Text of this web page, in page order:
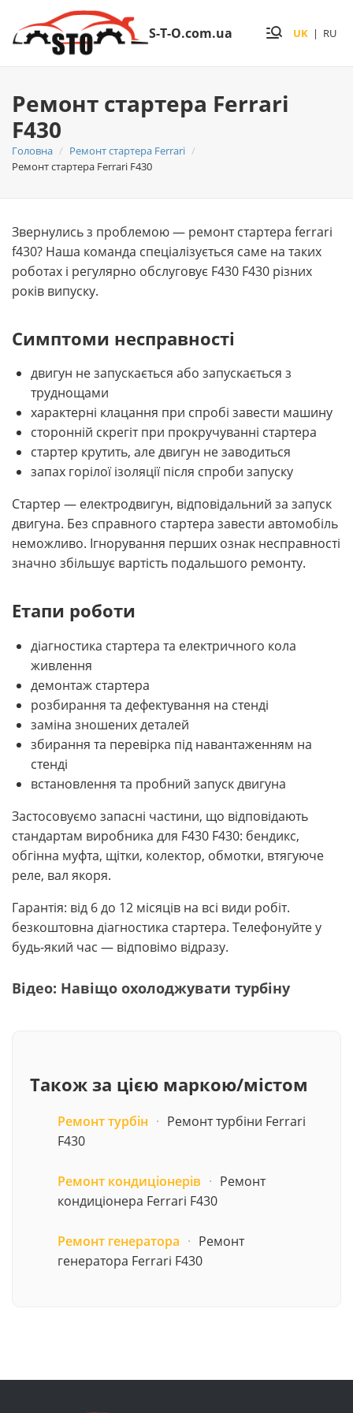
S-T-O.com.ua UK | RU
Ремонт стартера Ferrari
F430
Головна
Ремонт стартера Ferrari
Ремонт стартера Ferrari F430
Звернулись з проблемою — ремонт стартера ferrari
f430? Наша команда спеціалізується саме на таких
роботах і регулярно обслуговує F430 F430 різних
років випуску.
Симптоми несправності
двигун не запускається або запускається з
труднощами
характерні клацання при спробі завести машину
сторонній скрегіт при прокручуванні стартера
стартер крутить, але двигун не заводиться
запах горілої ізоляції після спроби запуску
Стартер — електродвигун, відповідальний за запуск
двигуна. Без справного стартера завести автомобіль
неможливо. Ігнорування перших ознак несправності
значно збільшує вартість подальшого ремонту.
Етапи роботи
діагностика стартера та електричного кола
живлення
демонтаж стартера
розбирання та дефектування на стенді
заміна зношених деталей
збирання та перевірка під навантаженням на
стенді
встановлення та пробний запуск двигуна
Застосовуємо запасні частини, що відповідають
стандартам виробника для F430 F430: бендикс,
обгінна муфта, щітки, колектор, обмотки, втягуюче
реле, вал якоря.
Гарантія: від 6 до 12 місяців на всі види робіт.
безкоштовна діагностика стартера. Телефонуйте у
будь-який час — відповімо відразу.
Відео: Навіщо охолоджувати турбіну
Також за цією маркою/містом
Ремонт турбін · Ремонт турбіни Ferrari
F430
Ремонт кондиціонерів · Ремонт
кондиціонера Ferrari F430
Ремонт генератора · Ремонт
генератора Ferrari F430